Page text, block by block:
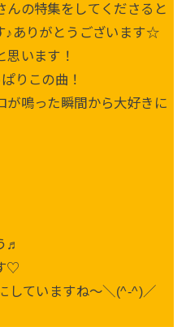
んの特集をしてくださると
♪ありがとうございます☆
思います！
ぱりこの曲！
が鳴った瞬間から大好きに
♬
♡
していますね〜＼(^-^)／